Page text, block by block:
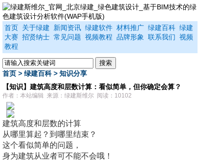
首页 关于绿建 新闻资讯 绿建软件 材料推广 绿建百科 绿建
大赛 招贤纳士 常见问题 视频教程 品牌形象 联系我们 视频
教程
首页 > 绿建百科> 知识分享
【知识】建筑高度和层数计算：看似简单，但你确定会算？
作者：本站编辑 来源：绿建斯维尔 阅读：10102
建筑高度和层数的计算
从哪里算起？到哪里结束？
这个看似简单的问题，
身为建筑从业者可不能不会哦！